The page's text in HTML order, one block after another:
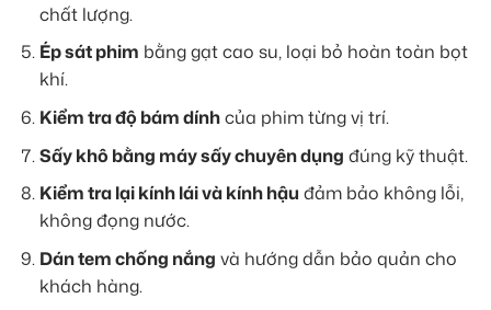
chất lượng.
Ép sát phim bằng gạt cao su, loại bỏ hoàn toàn bọt
khí.
Kiểm tra độ bám dínhcủa phim từng vị trí.
Sấy khô bằng máy sấy chuyên dụng đúng kỹ thuật.
Kiểm tra lại kính lái và kính hậu đảm bảo không lỗi,
không đọng nước.
Dán tem chống nắng và hướng dẫn bảo quản cho
khách hàng.